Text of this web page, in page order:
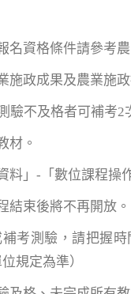
資格條件請參考
政成果及農業施
不及格者可補考2
材。
料」-「數位課程操
結束後將不再開放。
考測驗，請把握
規定為準）